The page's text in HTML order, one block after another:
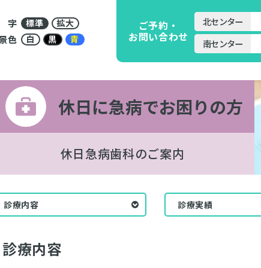
字 標準 拡大
色 白 黒 青
ご予約・
お問い合わせ
北センター
南センター
休日に急病でお困りの方
休日急病歯科のご案内
診療内容 診療実績
診療内容